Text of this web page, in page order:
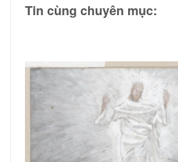
Tin cùng chuyên mục: